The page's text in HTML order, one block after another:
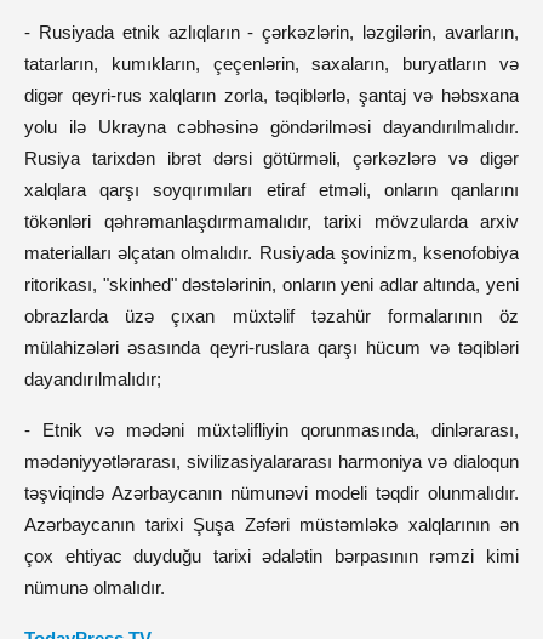
- Rusiyada etnik azlıqların - çərkəzlərin, ləzgilərin, avarların,
tatarların, kumıkların, çeçenlərin, saxaların, buryatların və
digər qeyri-rus xalqların zorla, təqiblərlə, şantaj və həbsxana
yolu ilə Ukrayna cəbhəsinə göndərilməsi dayandırılmalıdır.
Rusiya tarixdən ibrət dərsi götürməli, çərkəzlərə və digər
xalqlara qarşı soyqırımıları etiraf etməli, onların qanlarını
tökənləri qəhrəmanlaşdırmamalıdır, tarixi mövzularda arxiv
materialları əlçatan olmalıdır. Rusiyada şovinizm, ksenofobiya
ritorikası, "skinhed" dəstələrinin, onların yeni adlar altında, yeni
obrazlarda üzə çıxan müxtəlif təzahür formalarının öz
mülahizələri əsasında qeyri-ruslara qarşı hücum və təqibləri
dayandırılmalıdır;
- Etnik və mədəni müxtəlifliyin qorunmasında, dinlərarası,
mədəniyyətlərarası, sivilizasiyalararası harmoniya və dialoqun
təşviqində Azərbaycanın nümunəvi modeli təqdir olunmalıdır.
Azərbaycanın tarixi Şuşa Zəfəri müstəmləkə xalqlarının ən
çox ehtiyac duyduğu tarixi ədalətin bərpasının rəmzi kimi
nümunə olmalıdır.